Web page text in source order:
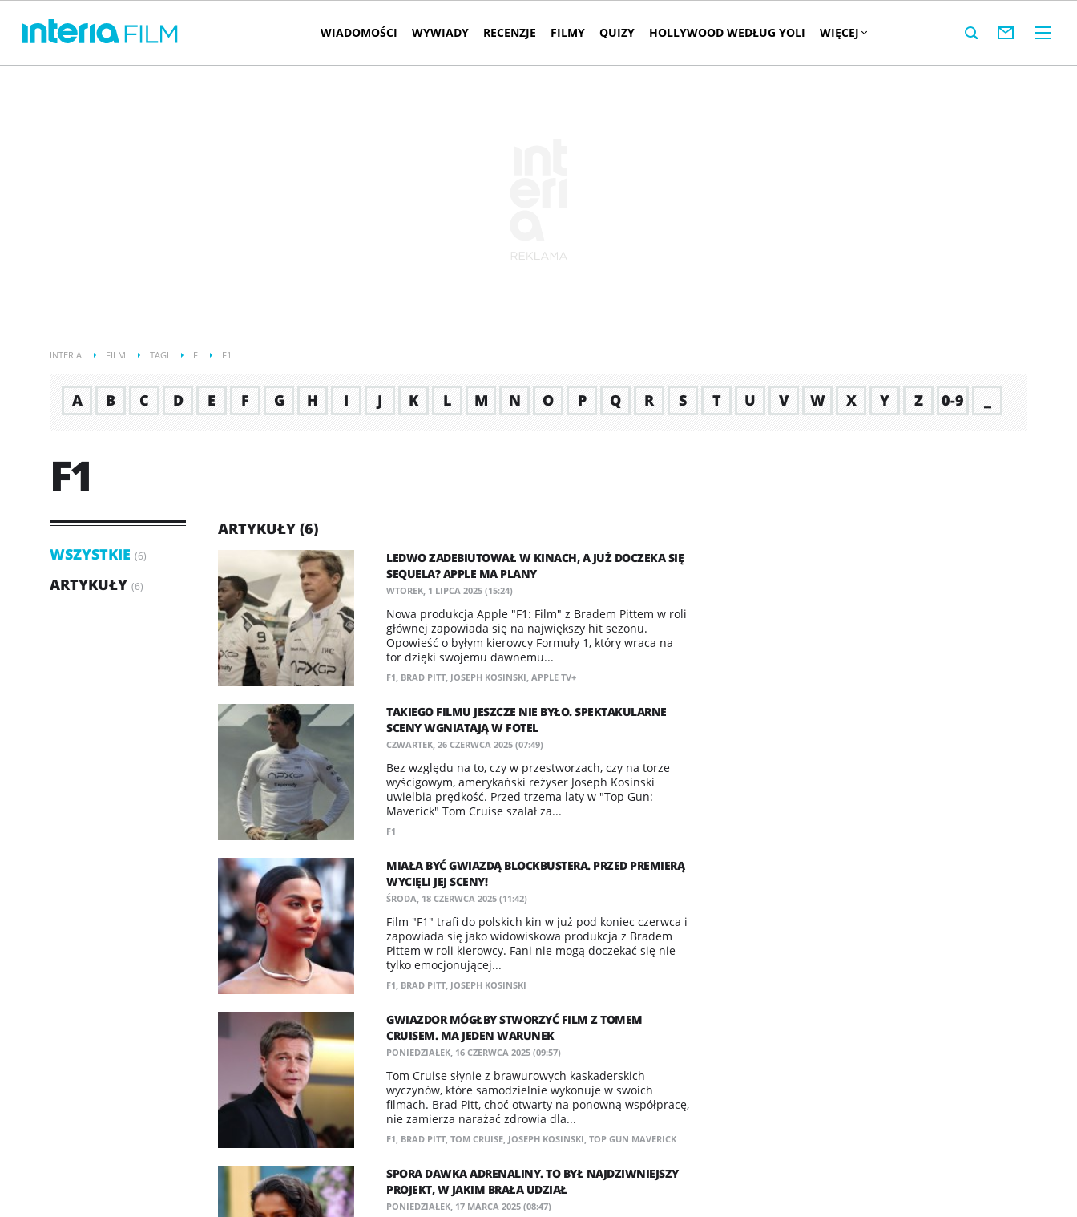
WIADOMOŚCI WYWIADY RECENZJE FILMY QUIZY HOLLYWOOD WEDŁUG YOLI WIĘCEJ
INTERIA FILM TAGI F F1
A B C D E F G H I J K L M N O P Q R S T U V W X Y Z 0-9
F1
WSZYSTKIE (6)
ARTYKUŁY (6)
ARTYKUŁY (6)
LEDWO ZADEBIUTOWAŁ W KINACH, A JUŻ DOCZEKA SIĘ
SEQUELA? APPLE MA PLANY
WTOREK, 1 LIPCA 2025 (15:24)
Nowa produkcja Apple "F1: Film" z Bradem Pittem w roli
głównej zapowiada się na największy hit sezonu.
Opowieść o byłym kierowcy Formuły 1, który wraca na
tor dzięki swojemu dawnemu...
F1, BRAD PITT, JOSEPH KOSINSKI, APPLE TV+
TAKIEGO FILMU JESZCZE NIE BYŁO. SPEKTAKULARNE
SCENY WGNIATAJĄ W FOTEL
CZWARTEK, 26 CZERWCA 2025 (07:49)
Bez względu na to, czy w przestworzach, czy na torze
wyścigowym, amerykański reżyser Joseph Kosinski
uwielbia prędkość. Przed trzema laty w "Top Gun:
Maverick" Tom Cruise szalał za...
F1
MIAŁA BYĆ GWIAZDĄ BLOCKBUSTERA. PRZED PREMIERĄ
WYCIĘLI JEJ SCENY!
ŚRODA, 18 CZERWCA 2025 (11:42)
Film "F1" trafi do polskich kin w już pod koniec czerwca i
zapowiada się jako widowiskowa produkcja z Bradem
Pittem w roli kierowcy. Fani nie mogą doczekać się nie
tylko emocjonującej...
F1, BRAD PITT, JOSEPH KOSINSKI
GWIAZDOR MÓGŁBY STWORZYĆ FILM Z TOMEM
CRUISEM. MA JEDEN WARUNEK
PONIEDZIAŁEK, 16 CZERWCA 2025 (09:57)
Tom Cruise słynie z brawurowych kaskaderskich
wyczynów, które samodzielnie wykonuje w swoich
filmach. Brad Pitt, choć otwarty na ponowną współpracę,
nie zamierza narażać zdrowia dla...
F1, BRAD PITT, TOM CRUISE, JOSEPH KOSINSKI, TOP GUN MAVERICK
SPORA DAWKA ADRENALINY. TO BYŁ NAJDZIWNIEJSZY
PROJEKT, W JAKIM BRAŁA UDZIAŁ
PONIEDZIAŁEK, 17 MARCA 2025 (08:47)